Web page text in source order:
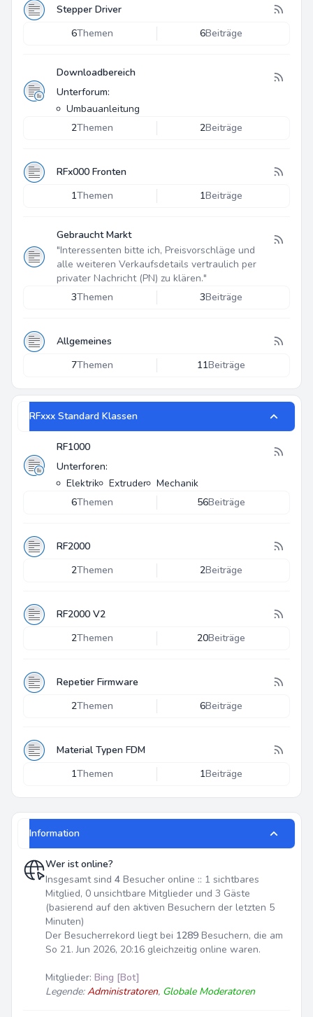
Stepper Driver
6Themen 6Beiträge
Downloadbereich
Unterforum:
Umbauanleitung
2Themen 2Beiträge
RFx000 Fronten
1Themen 1Beiträge
Gebraucht Markt
"Interessenten bitte ich, Preisvorschläge und
alle weiteren Verkaufsdetails vertraulich per
privater Nachricht (PN) zu klären."
3Themen 3Beiträge
Allgemeines
7Themen 11Beiträge
RFxxx Standard Klassen
RF1000
Unterforen:
Elektrik
Extruder
Mechanik
6Themen 56Beiträge
RF2000
2Themen 2Beiträge
RF2000 V2
2Themen 20Beiträge
Repetier Firmware
2Themen 6Beiträge
Material Typen FDM
1Themen 1Beiträge
Information
Wer ist online?
Insgesamt sind 4 Besucher online :: 1 sichtbares
Mitglied, 0 unsichtbare Mitglieder und 3 Gäste
(basierend auf den aktiven Besuchern der letzten 5
Minuten)
Der Besucherrekord liegt bei 1289 Besuchern, die am
So 21. Jun 2026, 20:16 gleichzeitig online waren.
Mitglieder: Bing [Bot]
Legende:Administratoren, Globale Moderatoren